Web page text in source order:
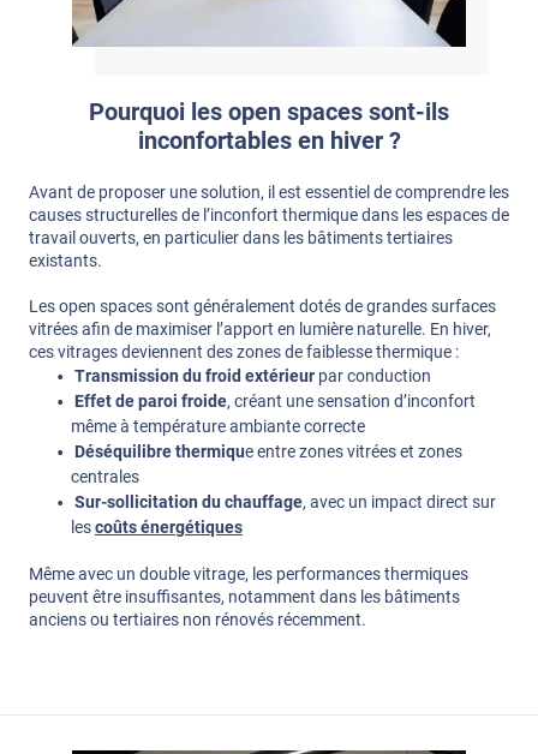
Pourquoi les open spaces sont-ils
inconfortables en hiver ?
Avant de proposer une solution, il est essentiel de comprendre les
causes structurelles de l’inconfort thermique dans les espaces de
travail ouverts, en particulier dans les bâtiments tertiaires
existants.
Les open spaces sont généralement dotés de grandes surfaces
vitrées afin de maximiser l’apport en lumière naturelle. En hiver,
ces vitrages deviennent des zones de faiblesse thermique :
Transmission du froid extérieurpar conduction
Effet de paroi froide, créant une sensation d’inconfort
même à température ambiante correcte
Déséquilibre thermique entre zones vitrées et zones
centrales
Sur-sollicitation du chauffage, avec un impact direct sur
lescoûts énergétiques
Même avec un double vitrage, les performances thermiques
peuvent être insuffisantes, notamment dans les bâtiments
anciens ou tertiaires non rénovés récemment.